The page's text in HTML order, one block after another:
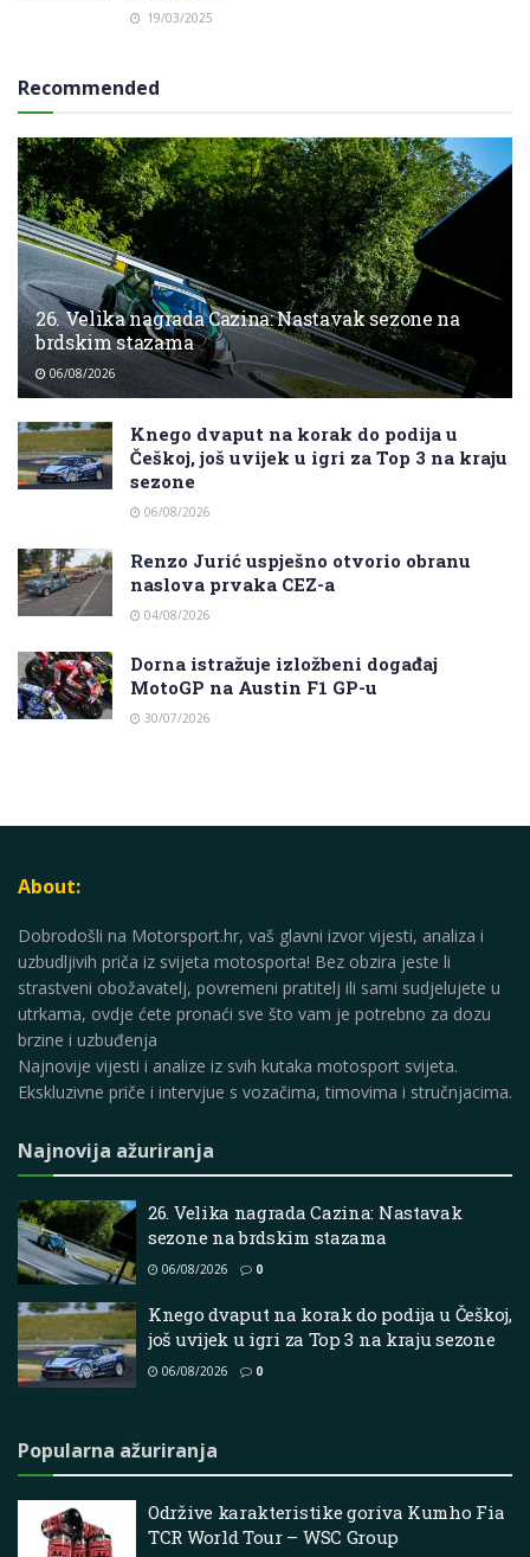
19/03/2025
Recommended
26. Velika nagrada Cazina: Nastavak sezone na
brdskim stazama
06/08/2026
Knego dvaput na korak do podija u
Češkoj, još uvijek u igri za Top 3 na kraju
sezone
06/08/2026
Renzo Jurić uspješno otvorio obranu
naslova prvaka CEZ-a
04/08/2026
Dorna istražuje izložbeni događaj
MotoGP na Austin F1 GP-u
30/07/2026
About:
Dobrodošli na Motorsport.hr, vaš glavni izvor vijesti, analiza i
uzbudljivih priča iz svijeta motosporta! Bez obzira jeste li
strastveni obožavatelj, povremeni pratitelj ili sami sudjelujete u
utrkama, ovdje ćete pronaći sve što vam je potrebno za dozu
brzine i uzbuđenja
Najnovije vijesti i analize iz svih kutaka motosport svijeta.
Ekskluzivne priče i intervjue s vozačima, timovima i stručnjacima.
Najnovija ažuriranja
26. Velika nagrada Cazina: Nastavak
sezone na brdskim stazama
06/08/2026 0
Knego dvaput na korak do podija u Češkoj,
još uvijek u igri za Top 3 na kraju sezone
06/08/2026 0
Popularna ažuriranja
Održive karakteristike goriva Kumho Fia
TCR World Tour – WSC Group